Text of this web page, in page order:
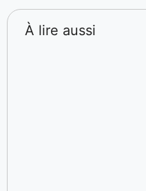
À lire aussi